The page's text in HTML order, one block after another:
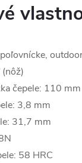
(nôž)
čepele: 110 mm
3,8 mm
31,7 mm
58 HRC